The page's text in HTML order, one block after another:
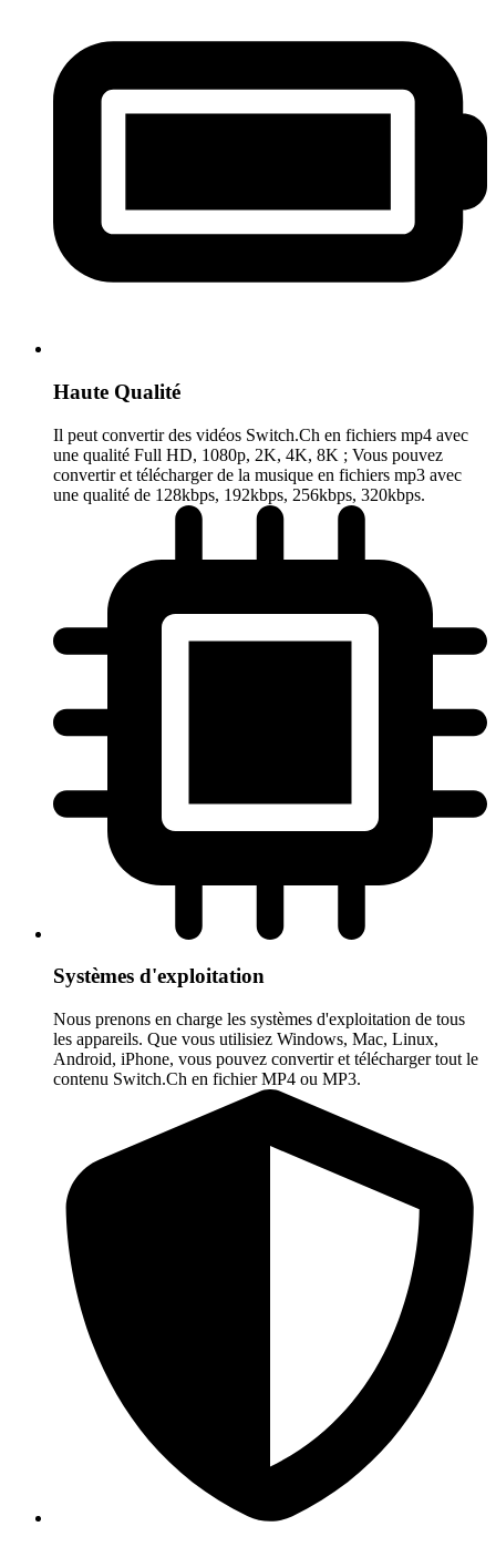
Haute Qualité
Il peut convertir des vidéos Switch.Ch en fichiers mp4 avec
une qualité Full HD, 1080p, 2K, 4K, 8K ; Vous pouvez
convertir et télécharger de la musique en fichiers mp3 avec
une qualité de 128kbps, 192kbps, 256kbps, 320kbps.
Systèmes d'exploitation
Nous prenons en charge les systèmes d'exploitation de tous
les appareils. Que vous utilisiez Windows, Mac, Linux,
Android, iPhone, vous pouvez convertir et télécharger tout le
contenu Switch.Ch en fichier MP4 ou MP3.